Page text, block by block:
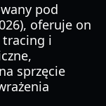
pod
oferuje on
tracing i
sprzęcie